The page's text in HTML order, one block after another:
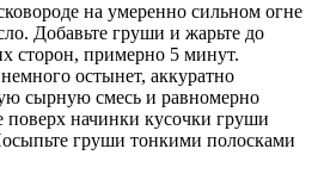
на умеренно сильном огне
Добавьте груши и жарьте до
сторон, примерно 5 минут.
остынет, аккуратно
сырную смесь и равномерно
поверх начинки кусочки груши
груши тонкими полосками